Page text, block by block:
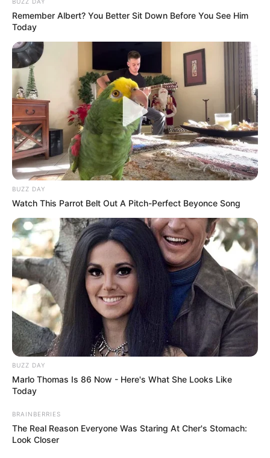
Remember Albert? You Better Sit Down Before You See Him
Today
BUZZ DAY
Watch This Parrot Belt Out A Pitch-Perfect Beyonce Song
BUZZ DAY
Marlo Thomas Is 86 Now - Here's What She Looks Like
Today
BRAINBERRIES
The Real Reason Everyone Was Staring At Cher's Stomach:
Look Closer